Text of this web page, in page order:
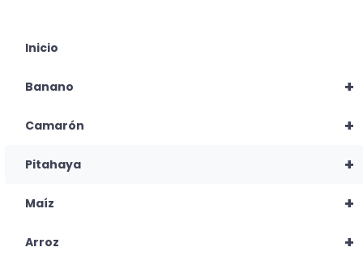
Inicio
+
Banano
+
Camarón
+
Pitahaya
+
Maíz
+
Arroz